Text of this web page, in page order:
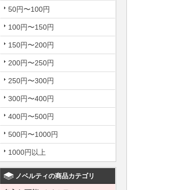
50円〜100円
100円〜150円
150円〜200円
200円〜250円
250円〜300円
300円〜400円
400円〜500円
500円〜1000円
1000円以上
ノベルティの商品カテゴリ